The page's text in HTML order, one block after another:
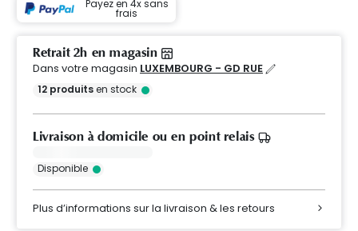
Payez en 4x sans
frais
Retrait 2h en magasin
Dans votre magasin LUXEMBOURG - GD RUE
12 produitsen stock
Livraison à domicile ou en point relais
Disponible
Plus d’informations sur la livraison & les retours